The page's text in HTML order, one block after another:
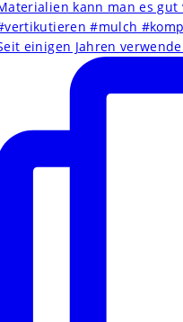
einigen Jahren